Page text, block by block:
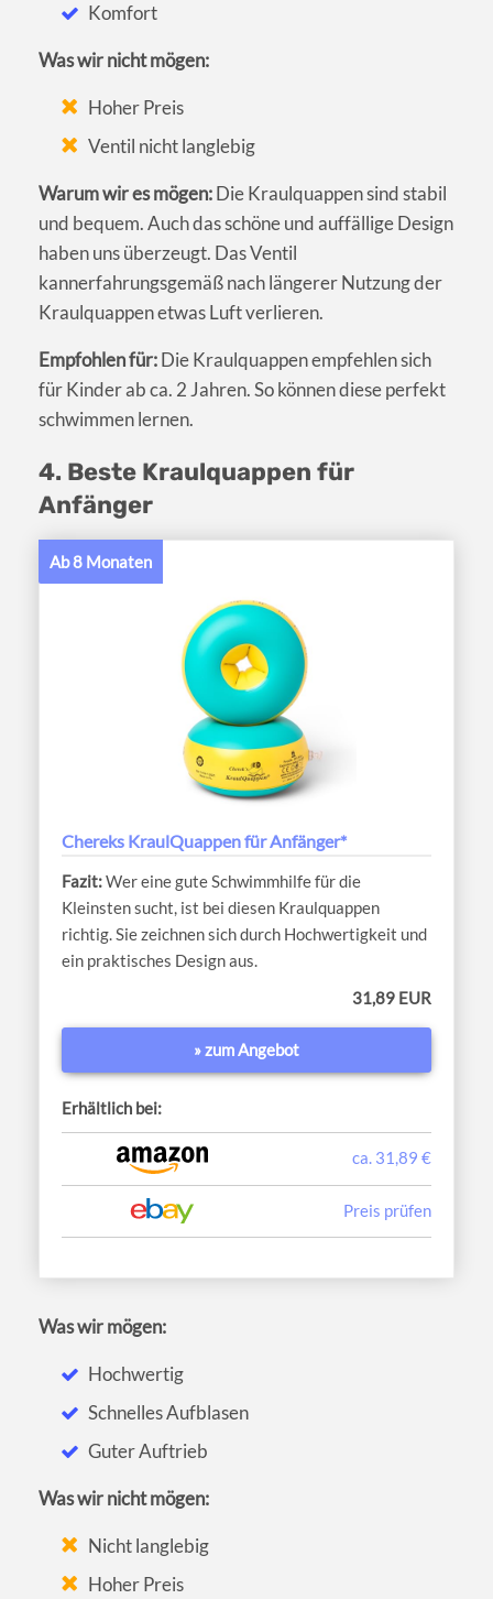
Komfort
Was wir nicht mögen:
Hoher Preis
Ventil nicht langlebig
Warum wir es mögen:Die Kraulquappen sind stabil
und bequem. Auch das schöne und auffällige Design
haben uns überzeugt. Das Ventil
kannerfahrungsgemäß nach längerer Nutzung der
Kraulquappen etwas Luft verlieren.
Empfohlen für:Die Kraulquappen empfehlen sich
für Kinder ab ca. 2 Jahren. So können diese perfekt
schwimmen lernen.
4. Beste Kraulquappen für
Anfänger
Ab 8 Monaten
Chereks KraulQuappen für Anfänger*
Wer eine gute Schwimmhilfe für die
Kleinsten sucht, ist bei diesen Kraulquappen
richtig. Sie zeichnen sich durch Hochwertigkeit und
ein praktisches Design aus.
31,89 EUR
» zum Angebot
Erhältlich bei:
ca. 31,89 €
Preis prüfen
Was wir mögen:
Hochwertig
Schnelles Aufblasen
Guter Auftrieb
Was wir nicht mögen:
Nicht langlebig
Hoher Preis